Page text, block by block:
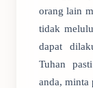
orang lain
tidak
dapat
Tuhan
anda, minta